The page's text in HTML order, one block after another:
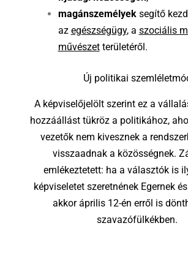
magánszemélyeksegítő
az egészségügy, a szociális
művészetterületéről.
Új politikai
A képviselőjelölt szerint ez a
hozzáállást tükröz a politikához,
vezetők nem kivesznek a
visszaadnak a közösségnek.
emlékeztetett: ha a választók is
képviseletet szeretnének Egernek
akkor április 12-én erről is
szavazófülkékben.